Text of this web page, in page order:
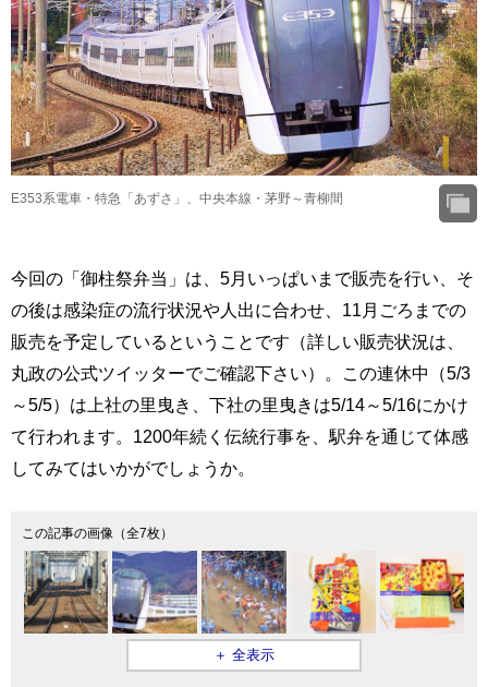
E353系電車・特急「あずさ」、中央本線・茅野～青柳間
今回の「御柱祭弁当」は、5月いっぱいまで販売を行い、そ
の後は感染症の流行状況や人出に合わせ、11月ごろまでの
販売を予定しているということです（詳しい販売状況は、
丸政の公式ツイッターでご確認下さい）。この連休中（5/3
～5/5）は上社の里曳き、下社の里曳きは5/14～5/16にかけ
て行われます。1200年続く伝統行事を、駅弁を通じて体感
してみてはいかがでしょうか。
この記事の画像（全7枚）
＋ 全表示